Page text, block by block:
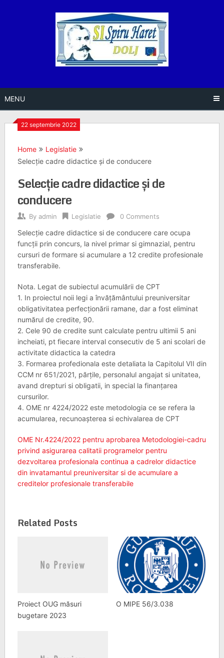
MENU
22 septembrie 2022
Home
Legislatie
Selecție cadre didactice și de conducere
Selecție cadre didactice și de
conducere
By admin Legislatie 0 Comments
Selecție cadre didactice si de conducere care ocupa
funcții prin concurs, la nivel primar si gimnazial, pentru
cursuri de formare si acumulare a 12 credite profesionale
transferabile.
Nota. Legat de subiectul acumulării de CPT
1. In proiectul noii legi a învățământului preuniversitar
obligativitatea perfecționării ramane, dar a fost eliminat
numărul de credite, 90.
2. Cele 90 de credite sunt calculate pentru ultimii 5 ani
incheiati, pt fiecare interval consecutiv de 5 ani scolari de
activitate didactica la catedra
3. Formarea profedionala este detaliata la Capitolul VII din
CCM nr 651/2021, părțile, personalul angajat si unitatea,
avand drepturi si obligatii, in special la finanțarea
cursurilor.
4. OME nr 4224/2022 este metodologia ce se refera la
acumularea, recunoașterea si echivalarea de CPT
OME Nr.4224/2022 pentru aprobarea Metodologiei-cadru
privind asigurarea calitatii programelor pentru
dezvoltarea profesionala continua a cadrelor didactice
din invatamantul preuniversitar si de acumulare a
creditelor profesionale transferabile
Related Posts
Proiect OUG măsuri
bugetare 2023
O MIPE 56/3.038